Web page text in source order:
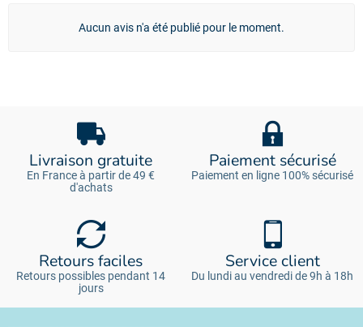
Aucun avis n'a été publié pour le moment.
Livraison gratuite
En France à partir de 49 €
d'achats
Paiement sécurisé
Paiement en ligne 100% sécurisé
Retours faciles
Retours possibles pendant 14
jours
Service client
Du lundi au vendredi de 9h à 18h